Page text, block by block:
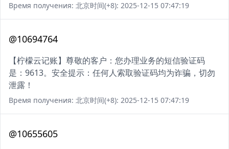
Время получения: 北京时间(+8): 2025-12-15 07:47:19
@10694764
【柠檬云记账】尊敬的客户：您办理业务的短信验证码
是：9613。安全提示：任何人索取验证码均为诈骗，切勿
泄露！
Время получения: 北京时间(+8): 2025-12-15 07:47:19
@10655605